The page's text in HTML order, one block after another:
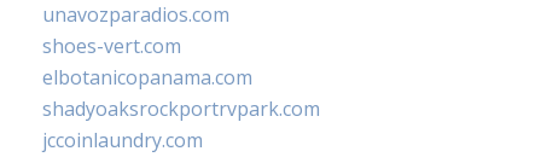
unavozparadios.com
shoes-vert.com
elbotanicopanama.com
shadyoaksrockportrvpark.com
jccoinlaundry.com